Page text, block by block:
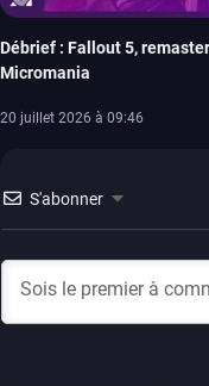
Débrief : Fallout 5,
Micromania
20 juillet 2026 à 09:46
S'abonner